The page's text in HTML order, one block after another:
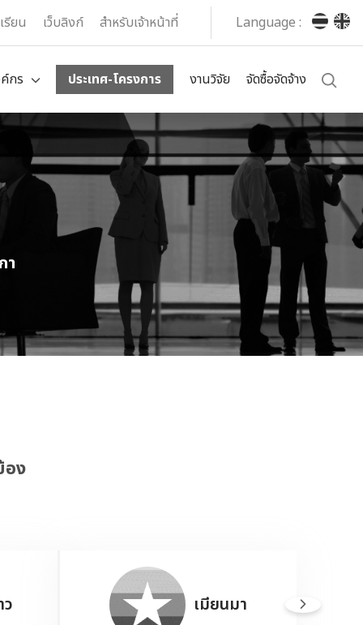
รียน เว็บลิงก์ สำหรับเจ้าหน้าที่ Language :
กร ประเทศ-โครงการ งานวิจัย จัดซื้อจัดจ้าง
า
อง
เมียนมา